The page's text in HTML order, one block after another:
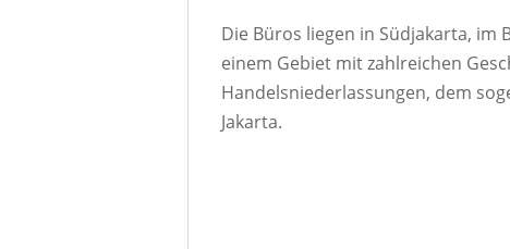
Die Büros liegen in Südjakarta, im
einem Gebiet mit zahlreichen
Handelsniederlassungen, dem
Jakarta.